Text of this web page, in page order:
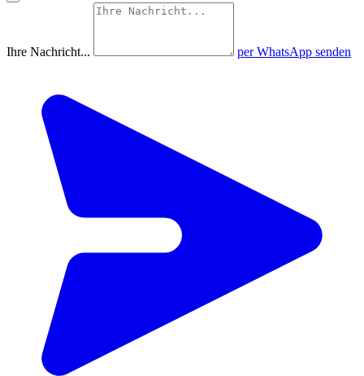
Ihre Nachricht... per WhatsApp senden